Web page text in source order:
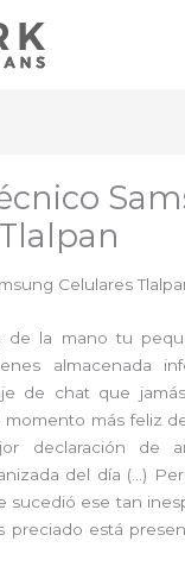
Celulares
de la mano tu
almacenada
de chat que
más feliz
declaración de
del día (…)
sucedió ese tan
preciado está